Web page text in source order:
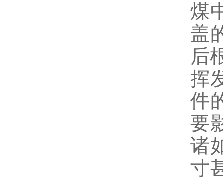
煤
盖
后
挥
件
要
诸
寸